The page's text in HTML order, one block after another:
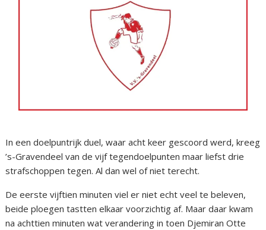
In een doelpuntrijk duel, waar acht keer gescoord werd, kreeg
’s-Gravendeel van de vijf tegendoelpunten maar liefst drie
strafschoppen tegen. Al dan wel of niet terecht.
De eerste vijftien minuten viel er niet echt veel te beleven,
beide ploegen tastten elkaar voorzichtig af. Maar daar kwam
na achttien minuten wat verandering in toen Djemiran Otte